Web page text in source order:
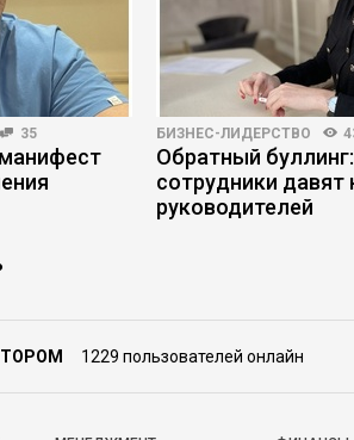
35 БИЗНЕС-ЛИДЕРСТВО
Обратный
сотрудники давят
руководителей
1229 пользователей онлайн